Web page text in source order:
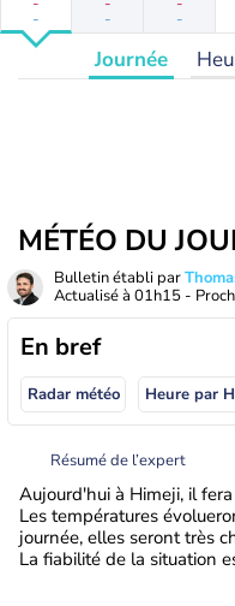
- - -
Journée
MÉTÉO DU
Bulletin établi par
Actualisé à 01h15 -
En bref
Radar météo Heure par
Résumé de l’expert
Aujourd'hui à Himeji, il
Les températures
journée, elles seront très
La fiabilité de la situation